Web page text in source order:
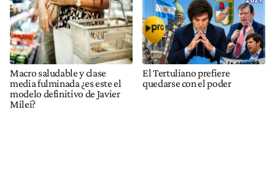
Macro saludable y clase
media fulminada ¿es este el
modelo definitivo de Javier
Milei?
El Tertuliano prefiere
quedarse con el poder